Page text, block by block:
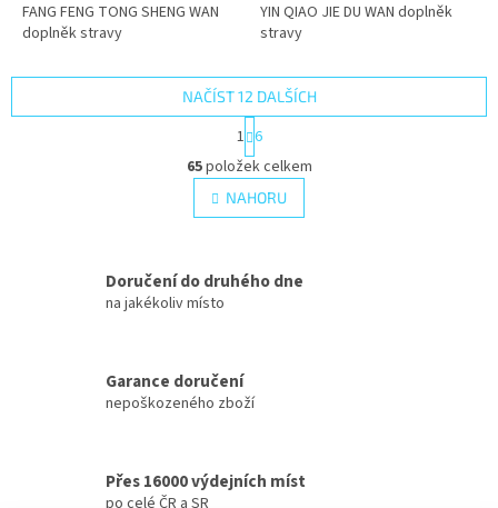
FANG FENG TONG SHENG WAN
doplněk stravy
YIN QIAO JIE DU WAN doplněk
stravy
O
v
l
á
c
y
p
i
NAČÍST 12 DALŠÍCH
t
r
á
n
k
á
1 6
65položek celkem
NAHORU
Doručení do druhého dne
na jakékoliv místo
Garance doručení
nepoškozeného zboží
Přes 16000 výdejních míst
po celé ČR a SR